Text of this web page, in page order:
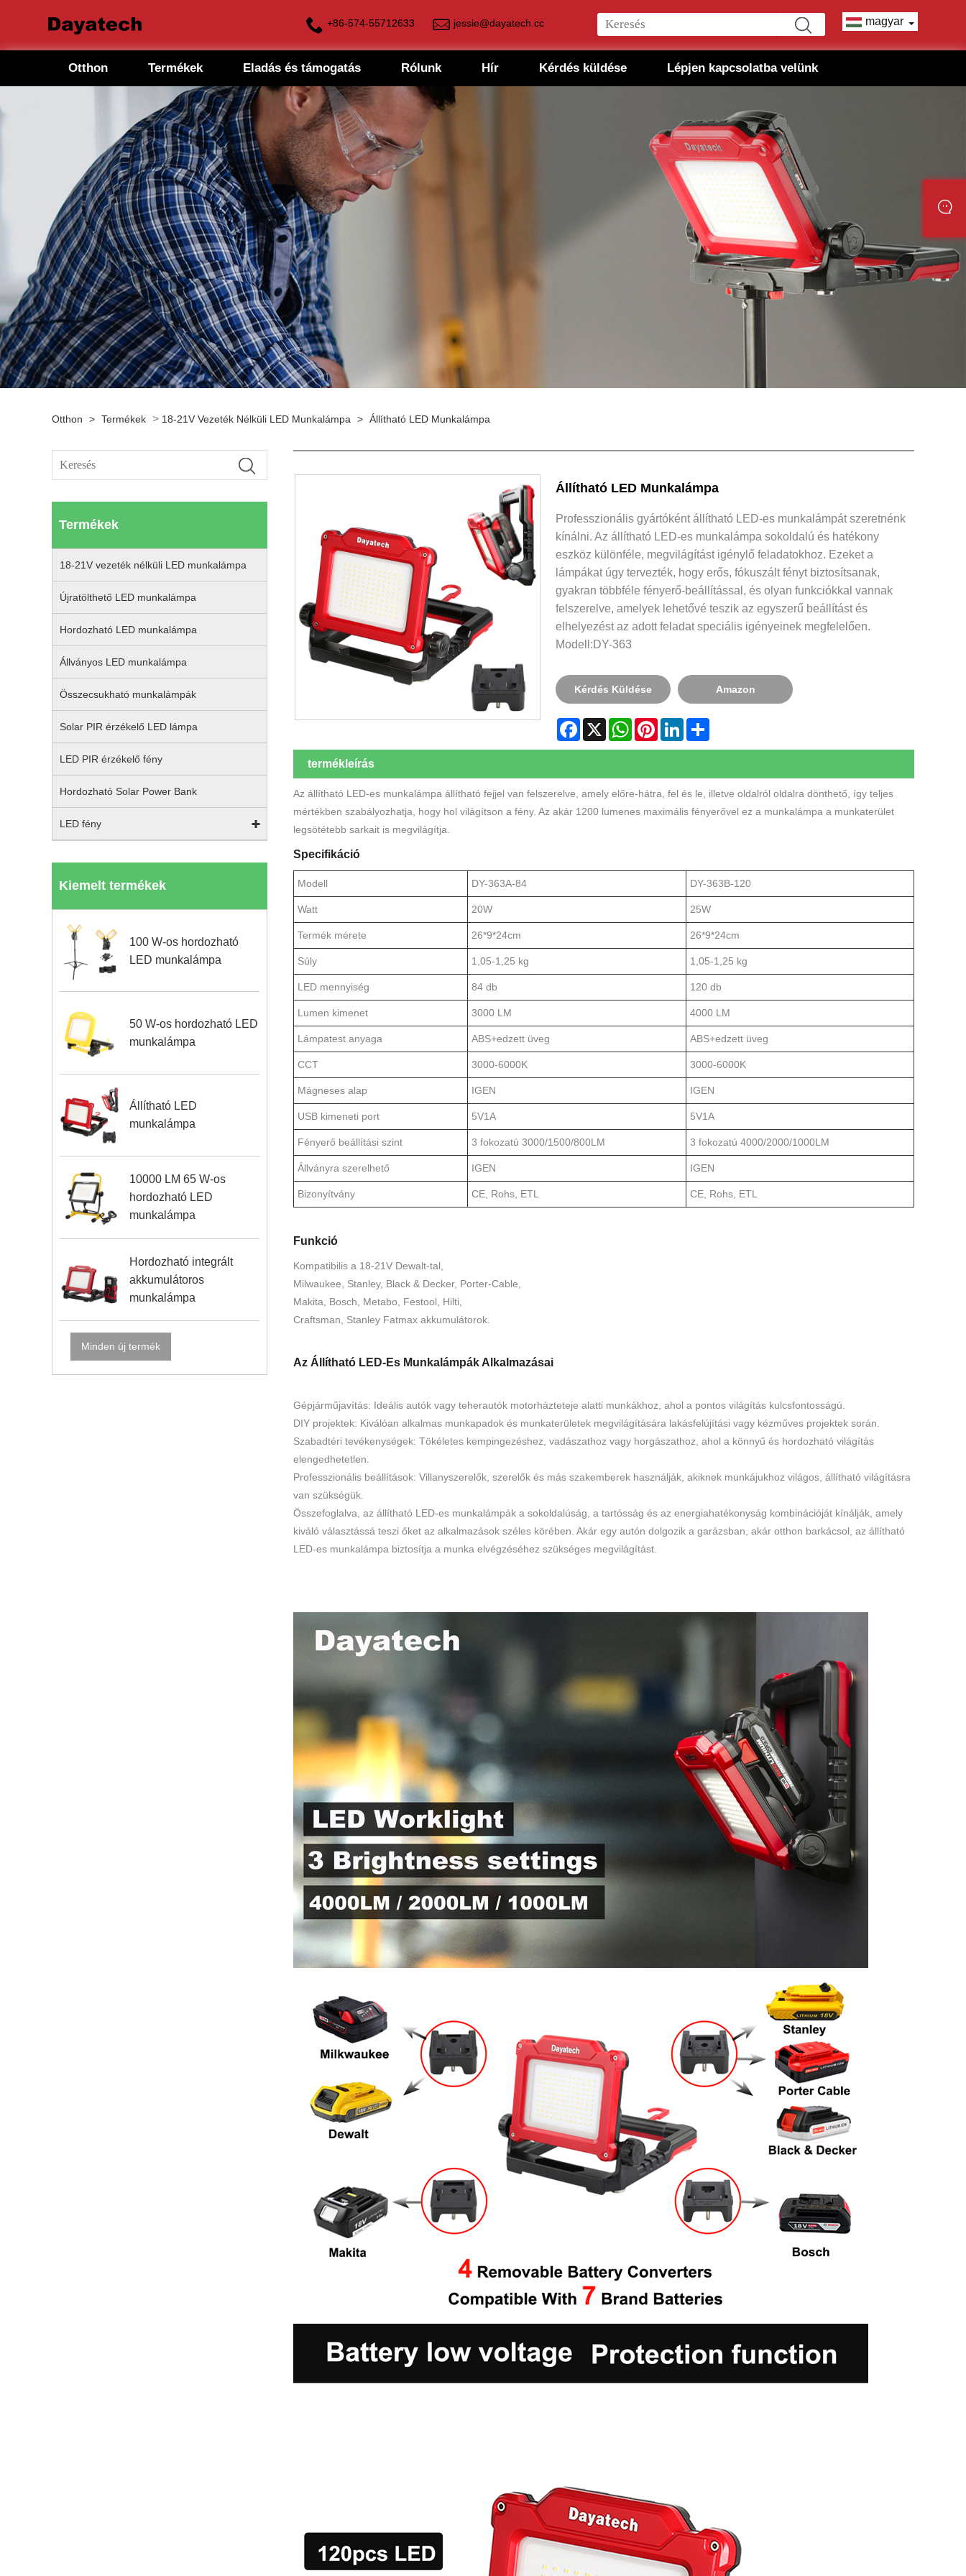
+86-574-55712633 jessie@dayatech.cc magyar
Otthon Termékek Eladás és támogatás Rólunk Hír Kérdés küldése Lépjen kapcsolatba velünk
Otthon > Termékek > 18-21V Vezeték Nélküli LED Munkalámpa > Állítható LED Munkalámpa
Termékek
18-21V vezeték nélküli LED munkalámpa
Újratölthető LED munkalámpa
Hordozható LED munkalámpa
Állványos LED munkalámpa
Összecsukható munkalámpák
Solar PIR érzékelő LED lámpa
LED PIR érzékelő fény
Hordozható Solar Power Bank
LED fény
Kiemelt termékek
100 W-os hordozható
LED munkalámpa
50 W-os hordozható LED
munkalámpa
Állítható LED
munkalámpa
10000 LM 65 W-os
hordozható LED
munkalámpa
Hordozható integrált
akkumulátoros
munkalámpa
Minden új termék
Állítható LED Munkalámpa
Professzionális gyártóként állítható LED-es munkalámpát szeretnénk
kínálni. Az állítható LED-es munkalámpa sokoldalú és hatékony
eszköz különféle, megvilágítást igénylő feladatokhoz. Ezeket a
lámpákat úgy tervezték, hogy erős, fókuszált fényt biztosítsanak,
gyakran többféle fényerő-beállítással, és olyan funkciókkal vannak
felszerelve, amelyek lehetővé teszik az egyszerű beállítást és
elhelyezést az adott feladat speciális igényeinek megfelelően.
Modell:DY-363
Kérdés Küldése Amazon
Facebook
X WhatsApp
PinterestLinkedInShare
termékleírás
Az állítható LED-es munkalámpa állítható fejjel van felszerelve, amely előre-hátra, fel és le, illetve oldalról oldalra dönthető, így teljes
mértékben szabályozhatja, hogy hol világítson a fény. Az akár 1200 lumenes maximális fényerővel ez a munkalámpa a munkaterület
legsötétebb sarkait is megvilágítja.
Specifikáció
Modell DY-363A-84 DY-363B-120
Watt 20W 25W
Termék mérete 26*9*24cm 26*9*24cm
Súly 1,05-1,25 kg 1,05-1,25 kg
LED mennyiség 84 db 120 db
Lumen kimenet 3000 LM 4000 LM
Lámpatest anyaga ABS+edzett üveg ABS+edzett üveg
CCT 3000-6000K 3000-6000K
Mágneses alap IGEN IGEN
USB kimeneti port 5V1A 5V1A
Fényerő beállítási szint 3 fokozatú 3000/1500/800LM 3 fokozatú 4000/2000/1000LM
Állványra szerelhető IGEN IGEN
Bizonyítvány CE, Rohs, ETL CE, Rohs, ETL
Funkció
Kompatibilis a 18-21V Dewalt-tal,
Milwaukee, Stanley, Black & Decker, Porter-Cable,
Makita, Bosch, Metabo, Festool, Hilti,
Craftsman, Stanley Fatmax akkumulátorok.
Az Állítható LED-Es Munkalámpák Alkalmazásai
Gépjárműjavítás: Ideális autók vagy teherautók motorházteteje alatti munkákhoz, ahol a pontos világítás kulcsfontosságú.
DIY projektek: Kiválóan alkalmas munkapadok és munkaterületek megvilágítására lakásfelújítási vagy kézműves projektek során.
Szabadtéri tevékenységek: Tökéletes kempingezéshez, vadászathoz vagy horgászathoz, ahol a könnyű és hordozható világítás
elengedhetetlen.
Professzionális beállítások: Villanyszerelők, szerelők és más szakemberek használják, akiknek munkájukhoz világos, állítható világításra
van szükségük.
Összefoglalva, az állítható LED-es munkalámpák a sokoldalúság, a tartósság és az energiahatékonyság kombinációját kínálják, amely
kiváló választássá teszi őket az alkalmazások széles körében. Akár egy autón dolgozik a garázsban, akár otthon barkácsol, az állítható
LED-es munkalámpa biztosítja a munka elvégzéséhez szükséges megvilágítást.